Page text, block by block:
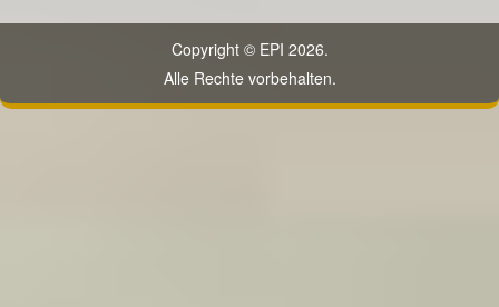
Copyright © EPI 2026.
Alle Rechte vorbehalten.